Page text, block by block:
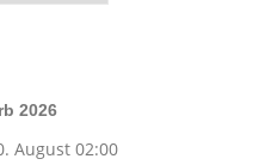
2026
August 02:00